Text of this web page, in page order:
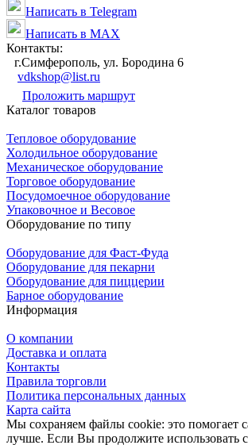
Написать в Telegram
Написать в MAX
Контакты:
г.Симферополь, ул. Бородина 6
vdkshop@list.ru
Проложить маршрут
Каталог товаров
Тепловое оборудование
Холодильное оборудование
Механическое оборудование
Торговое оборудование
Посудомоечное оборудование
Упаковочное и Весовое
Оборудование по типу
Оборудование для Фаст-Фуда
Оборудование для пекарни
Оборудование для пиццерии
Барное оборудование
Информация
О компании
Доставка и оплата
Контакты
Правила торговли
Политика персональных данных
Карта сайта
Мы сохраняем файлы cookie: это помогает
лучше. Если Вы продолжите использовать